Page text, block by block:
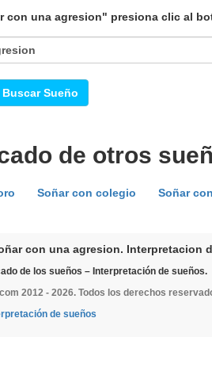
con una agresion" presiona clic al
Buscar Sueño
de otros
Soñar con colegio Soñar
con una agresion. Interpretacion
de los sueños – Interpretación de sueños.
2012 - 2026. Todos los derechos
de sueños